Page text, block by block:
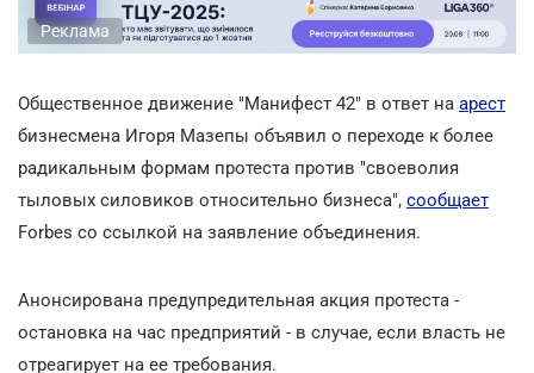
Реклама
Общественное движение "Манифест 42" в ответ на арест
бизнесмена Игоря Мазепы объявил о переходе к более
радикальным формам протеста против "своеволия
тыловых силовиков относительно бизнеса", сообщает
Forbes со ссылкой на заявление объединения.
Анонсирована предупредительная акция протеста -
остановка на час предприятий - в случае, если власть не
отреагирует на ее требования.